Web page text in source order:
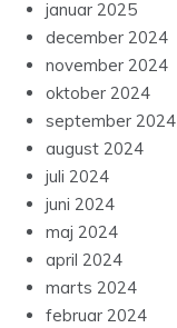
januar 2025
december 2024
november 2024
oktober 2024
september 2024
august 2024
juli 2024
juni 2024
maj 2024
april 2024
marts 2024
februar 2024